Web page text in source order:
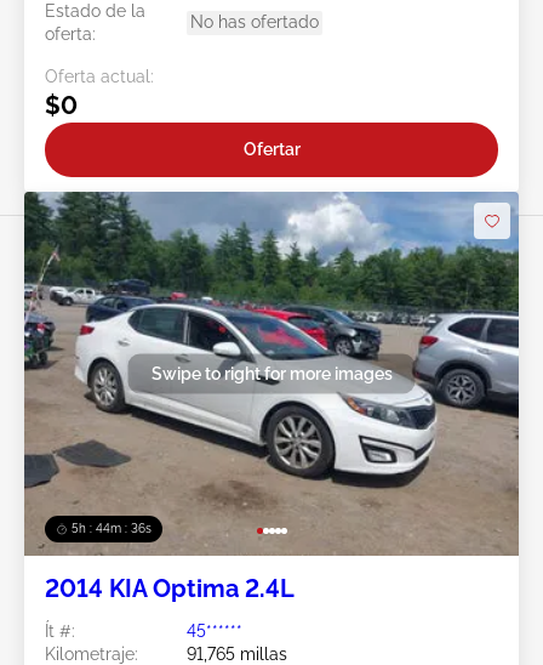
Estado de la
oferta:
No has ofertado
Oferta actual:
$0
Ofertar
5h : 44m : 34s
Swipe to right for more images
2014 KIA Optima 2.4L
Ít #:
45******
Kilometraje:
91,765 millas